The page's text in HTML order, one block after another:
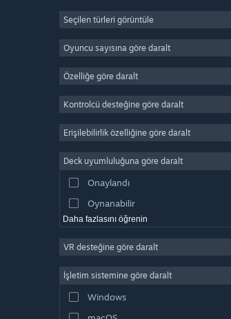
Devasa Çok Oyunculu
Basit Eğlence
Simülasyon
Video Prodüksiyonu
Fotoğraf Düzenleme
Seçilen türleri görüntüle
Oyuncu sayısına göre daralt
Özelliğe göre daralt
Kontrolcü desteğine göre daralt
Erişilebilirlik özelliğine göre daralt
Deck uyumluluğuna göre daralt
Onaylandı
Oynanabilir
Daha fazlasını öğrenin
VR desteğine göre daralt
İşletim sistemine göre daralt
Windows